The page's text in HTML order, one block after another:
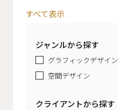
すべて表示
ジャンルから探す
グラフィックデザイン
空間デザイン
クライアントから探す